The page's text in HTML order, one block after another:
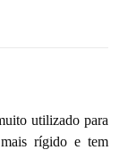
utilizado para
rígido e tem